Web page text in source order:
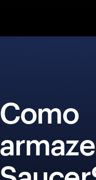
Como